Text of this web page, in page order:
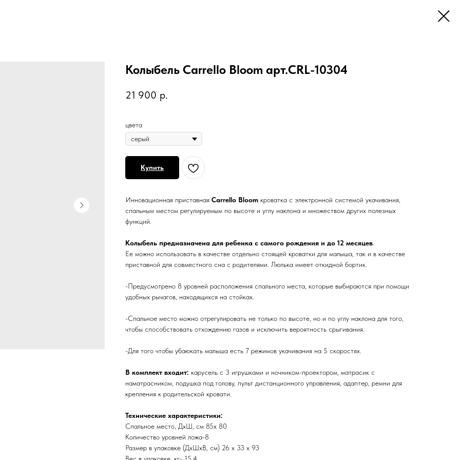
Колыбель Carrello Bloom арт.CRL-10304
21 900 р.
цвета
Купить
Инновационная приставная Carrello Bloom кроватка с электронной системой укачивания,
спальным местом регулируемым по высоте и углу наклона и множеством других полезных
функций.
Колыбель предназначена для ребенка с самого рождения и до 12 месяцев
Ее можно использовать в качестве отдельно стоящей кроватки для малыша, так и в качестве
приставной для совместного сна с родителями. Люлька имеет откидной бортик.
-Предусмотрено 8 уровней расположения спального места, которые выбираются при помощи
удобных рычагов, находящихся на стойках.
-Спальное место можно отрегулировать не только по высоте, но и по углу наклона для того,
чтобы способствовать отхождению газов и исключить вероятность срыгивания.
-Для того чтобы убаюкать малыша есть 7 режимов укачивания на 5 скоростях.
В комплект входит: карусель с 3 игрушками и ночником-проектором, матрасик с
наматрасником, подушка под голову, пульт дистанционного управления, адаптер, ремни для
крепления к родительской кровати.
Технические характеристики:
Спальное место, ДхШ, см 85х 80
Количество уровней ложа-8
Размер в упаковке (ДхШхВ, см) 26 х 33 х 93